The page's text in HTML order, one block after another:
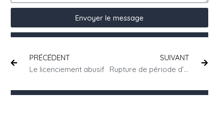
Envoyer le message
PRÉCÉDENT
Le licenciement abusif
SUIVANT
Rupture de période d’essai en CDI : les informations à connaître